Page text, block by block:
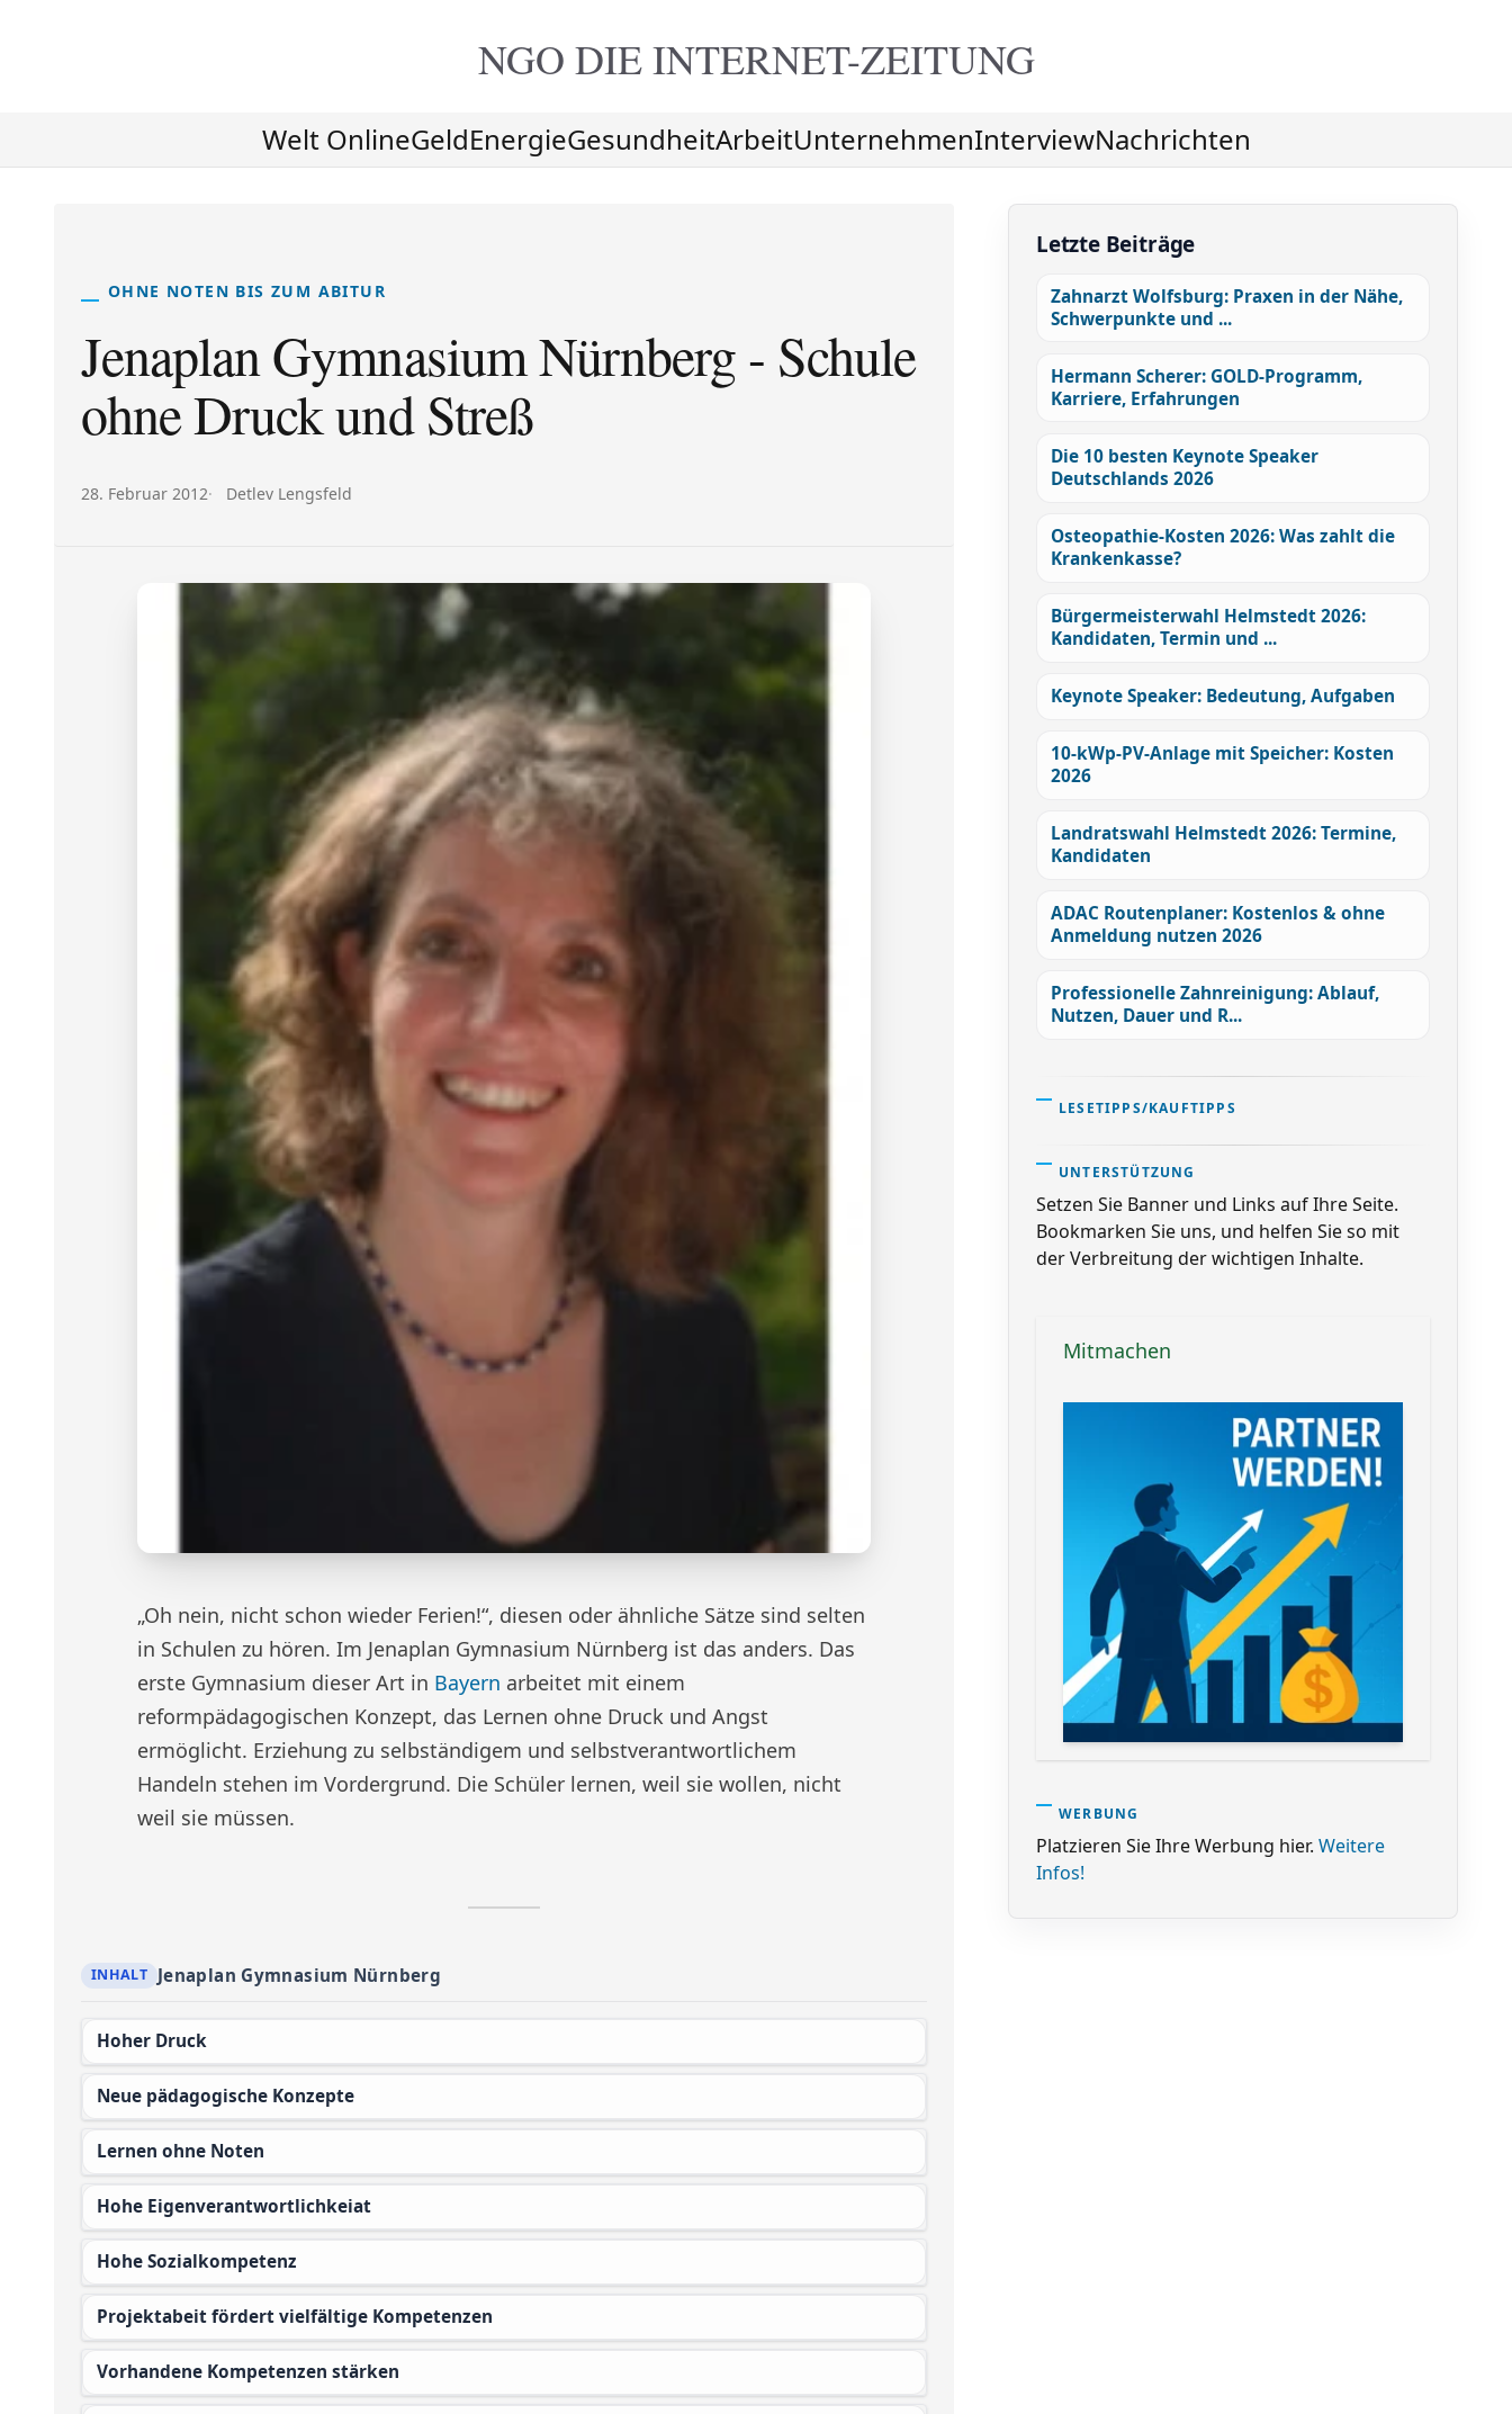
NGO DIEINTERNET-ZEITUNG
Welt OnlineGeldEnergieGesundheitArbeitUnternehmenInterviewNachrichten
OHNE NOTEN BIS ZUM ABITUR
Jenaplan Gymnasium Nürnberg - Schule
ohne Druck und Streß
Veröffentlicht am:
28. Februar 2012 Autor:
Detlev Lengsfeld
„Oh nein, nicht schon wieder Ferien!“, diesen oder ähnliche Sätze sind selten
in Schulen zu hören. Im Jenaplan Gymnasium Nürnberg ist das anders. Das
erste Gymnasium dieser Art in Bayern arbeitet mit einem
reformpädagogischen Konzept, das Lernen ohne Druck und Angst
ermöglicht. Erziehung zu selbständigem und selbstverantwortlichem
Handeln stehen im Vordergrund. Die Schüler lernen, weil sie wollen, nicht
weil sie müssen.
Jenaplan Gymnasium Nürnberg
Hoher Druck
Neue pädagogische Konzepte
Lernen ohne Noten
Hohe Eigenverantwortlichkeiat
Hohe Sozialkompetenz
Projektabeit fördert vielfältige Kompetenzen
Vorhandene Kompetenzen stärken
Letzte Beiträge
Zahnarzt Wolfsburg: Praxen in der Nähe,
Schwerpunkte und ...
Hermann Scherer: GOLD-Programm,
Karriere, Erfahrungen
Die 10 besten Keynote Speaker
Deutschlands 2026
Osteopathie-Kosten 2026: Was zahlt die
Krankenkasse?
Bürgermeisterwahl Helmstedt 2026:
Kandidaten, Termin und ...
Keynote Speaker: Bedeutung, Aufgaben
10-kWp-PV-Anlage mit Speicher: Kosten
2026
Landratswahl Helmstedt 2026: Termine,
Kandidaten
ADAC Routenplaner: Kostenlos & ohne
Anmeldung nutzen 2026
Professionelle Zahnreinigung: Ablauf,
Nutzen, Dauer und R...
LESETIPPS/KAUFTIPPS
UNTERSTÜTZUNG
Setzen Sie Banner und Links auf Ihre Seite.
Bookmarken Sie uns, und helfen Sie so mit
der Verbreitung der wichtigen Inhalte.
Mitmachen
WERBUNG
Platzieren Sie Ihre Werbung hier. Weitere
Infos!